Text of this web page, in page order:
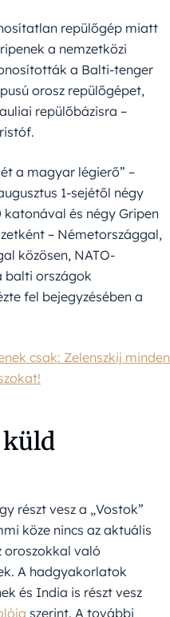
repülőgép miatt
a nemzetközi
a Balti-tenger
orosz repülőgépet,
repülőbázisra –
a magyar légierő” –
1-sejétől négy
és négy Gripen
– Németországgal,
közösen, NATO-
balti országok
fel bejegyzésében a
csak: Zelenszkij minden
küld
részt vesz a „Vostok”
köze nincs az aktuális
oroszokkal való
A hadgyakorlatok
és India is részt vesz
szerint. A további